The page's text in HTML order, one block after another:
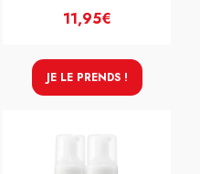
11,95€
JE LE PRENDS !